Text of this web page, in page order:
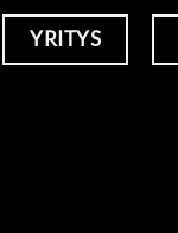
YRITYS